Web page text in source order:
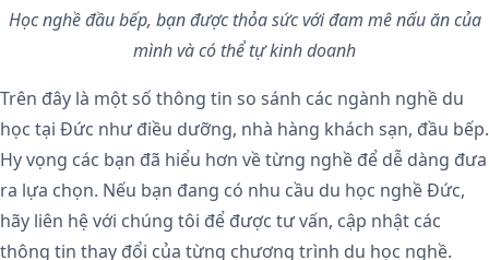
Học nghề đầu bếp, bạn được thỏa sức với đam mê nấu ăn của
mình và có thể tự kinh doanh
Trên đây là một số thông tin so sánh các ngành nghề du
học tại Đức như điều dưỡng, nhà hàng khách sạn, đầu bếp.
Hy vọng các bạn đã hiểu hơn về từng nghề để dễ dàng đưa
ra lựa chọn. Nếu bạn đang có nhu cầu du học nghề Đức,
hãy liên hệ với chúng tôi để được tư vấn, cập nhật các
thông tin thay đổi của từng chương trình du học nghề.